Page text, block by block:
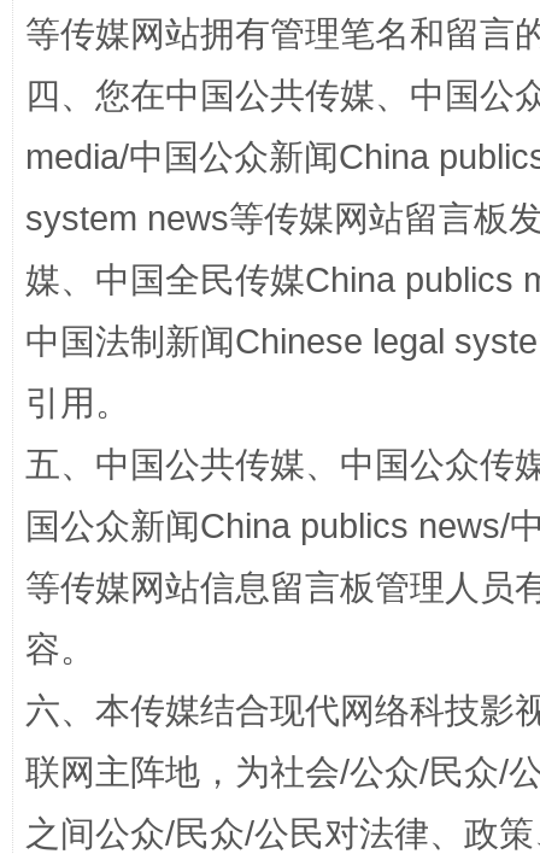
站台名比不上好声名
招工难、用工荒背后
等传媒网站拥有管理笔名和留言
四、您在中国公共传媒、中国公
media/中国公众新闻China
system news等传媒网站留言板
媒、中国全民传媒China publics
中国法制新闻Chinese legal
引用。
五、中国公共传媒、中国公众传
国公众新闻China publics news/
等传媒网站信息留言板管理人员
容。
六、本传媒结合现代网络科技影
联网主阵地，为社会/公众/民众/
之间公众/民众/公民对法律、政